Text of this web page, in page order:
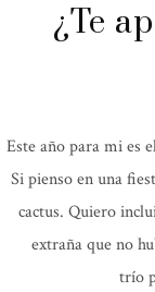
¿Te
Este año para mi es
Si pienso en una
cactus. Quiero
extraña que no
trío